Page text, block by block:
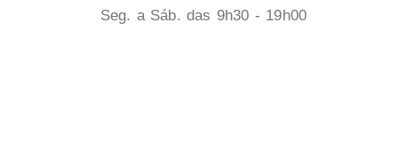
Seg. a Sáb. das 9h30 - 19h00